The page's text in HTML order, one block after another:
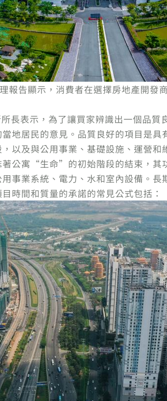
告顯示，消費者在選擇房地產開發
長表示，為了讓買家辨識出一個品
地居民的意見。品質良好的項目是
以及與公用事業、基礎設施、運營
公寓“生命”的初始階段的結束，其
事業系統、電力、水和室內設備。
時間和質量的承諾的常見公式包括：